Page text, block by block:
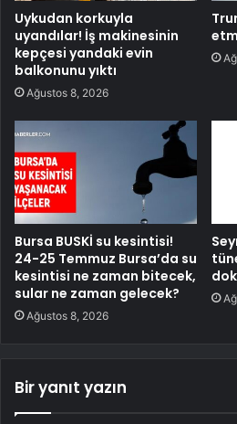
Uykudan korkuyla
uyandılar! İş makinesinin
kepçesi yandaki evin
balkonunu yıktı
Ağustos 8, 2026
Bursa BUSKİ su kesintisi!
24-25 Temmuz Bursa’da su
kesintisi ne zaman bitecek,
sular ne zaman gelecek?
Ağustos 8, 2026
Bir yanıt yazın